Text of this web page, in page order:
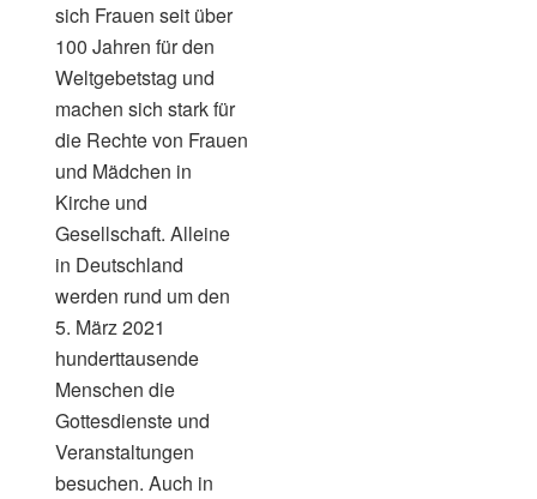
sich Frauen seit über
100 Jahren für den
Weltgebetstag und
machen sich stark für
die Rechte von Frauen
und Mädchen in
Kirche und
Gesellschaft. Alleine
in Deutschland
werden rund um den
5. März 2021
hunderttausende
Menschen die
Gottesdienste und
Veranstaltungen
besuchen. Auch in